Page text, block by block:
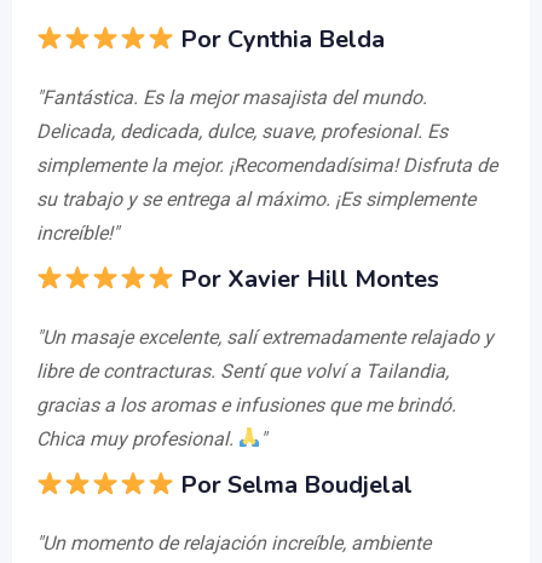
Por Cynthia Belda
"Fantástica. Es la mejor masajista del mundo.
Delicada, dedicada, dulce, suave, profesional. Es
simplemente la mejor. ¡Recomendadísima! Disfruta de
su trabajo y se entrega al máximo. ¡Es simplemente
increíble!"
Por Xavier Hill Montes
"Un masaje excelente, salí extremadamente relajado y
libre de contracturas. Sentí que volví a Tailandia,
gracias a los aromas e infusiones que me brindó.
Chica muy profesional.
"
Por Selma Boudjelal
"Un momento de relajación increíble, ambiente